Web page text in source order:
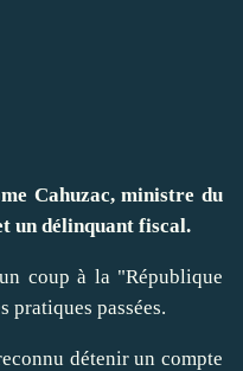
Cahuzac, ministre du
un délinquant fiscal.
coup à la "République
pratiques passées.
détenir un compte